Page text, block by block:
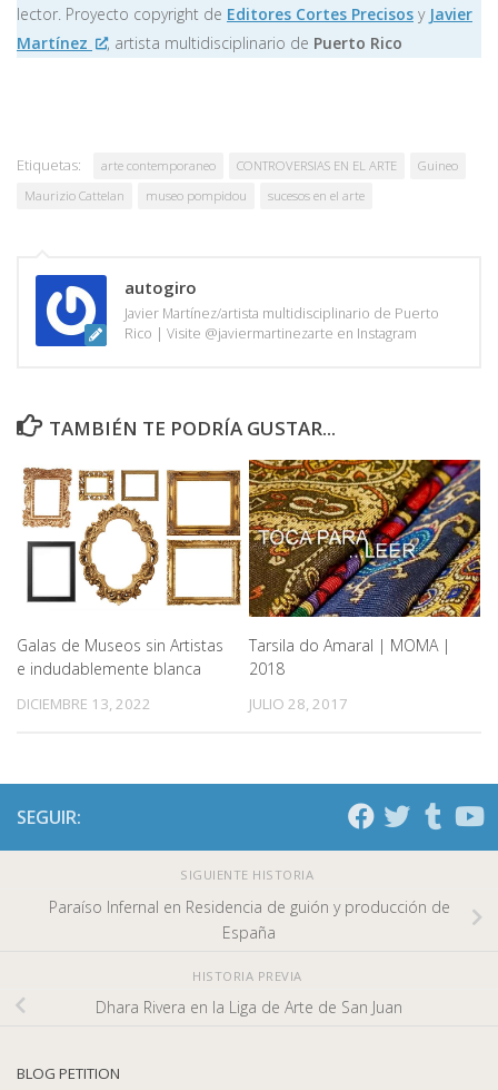
lector. Proyecto copyright de Editores Cortes Precisos y Javier
Martínez
, artista multidisciplinario de Puerto Rico
Etiquetas: arte contemporaneo CONTROVERSIAS EN EL ARTE
Guineo
Maurizio Cattelan
museo pompidou sucesos en el arte
autogiro
Javier Martínez/artista multidisciplinario de Puerto
Rico | Visite @javiermartinezarte en Instagram
TAMBIÉN TE PODRÍA GUSTAR...
Galas de Museos sin Artistas
e indudablemente blanca
DICIEMBRE 13, 2022
Tarsila do Amaral | MOMA |
2018
JULIO 28, 2017
SEGUIR:
SIGUIENTE HISTORIA
Paraíso Infernal en Residencia de guión y producción de
España
HISTORIA PREVIA
Dhara Rivera en la Liga de Arte de San Juan
BLOG PETITION